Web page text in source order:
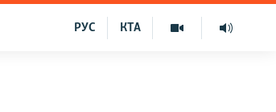
КТА
РУС